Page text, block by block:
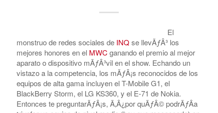
El
monstruo de redes sociales de INQ se llevÃƒÂ³ los
mejores honores en el MWC ganando el premio al mejor
aparato o dispositivo mÃƒÂ³vil en el show. Echando un
vistazo a la competencia, los mÃƒÂ¡s reconocidos de los
equipos de alta gama incluyen el T-Mobile G1, el
BlackBerry Storm, el LG KS360, y el E-71 de Nokia.
Entonces te preguntarÃƒÂ¡s, Ã‚Â¿por quÃƒÂ© podrÃƒÂ­a